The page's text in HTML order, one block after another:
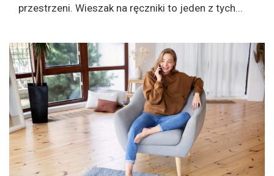
przestrzeni. Wieszak na ręczniki to jeden z tych...